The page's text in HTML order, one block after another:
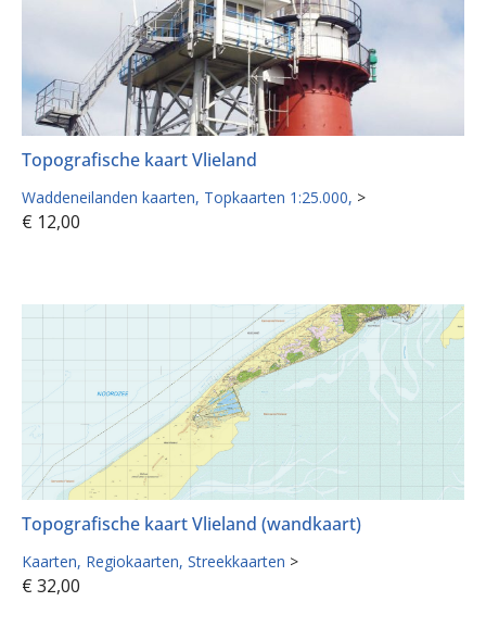
Topografische kaart Vlieland
Waddeneilanden kaarten Topkaarten 1:25.000 >
€ 12,00
Topografische kaart Vlieland (wandkaart)
Kaarten Regiokaarten Streekkaarten >
€ 32,00